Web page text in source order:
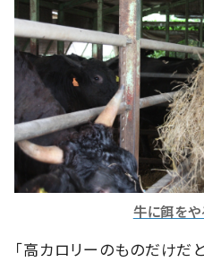
牛に餌を
「高カロリーのものだけだ